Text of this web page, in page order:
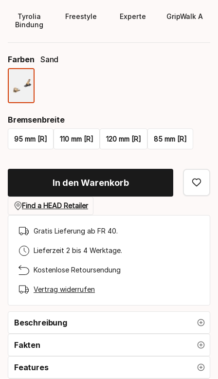
Tyrolia
Bindung
Freestyle Experte GripWalk A
Farben Sand
Bremsenbreite
95 mm [R] 110 mm [R] 120 mm [R] 85 mm [R]
select
bremsenbreite
In den Warenkorb
Find a HEAD Retailer
Gratis Lieferung ab FR 40.
Lieferzeit 2 bis 4 Werktage.
Kostenlose Retoursendung
Vertrag widerrufen
Beschreibung
Fakten
Features